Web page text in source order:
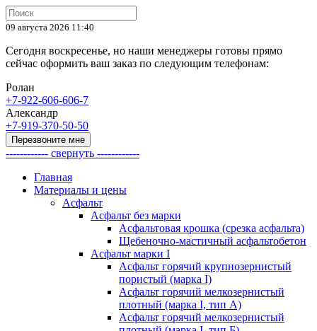
09 августа 2026 11:40
Сегодня воскресенье, но наши менеджеры готовы прямо
сейчас оформить ваш заказ по следующим телефонам:
Ролан
+7-922-606-606-7
Александр
+7-919-370-50-50
Перезвоните мне
------------ свернуть ------------
Главная
Материалы и цены
Асфальт
Асфальт без марки
Асфальтовая крошка (срезка асфальта)
Щебеночно-мастичный асфальтобетон
Асфальт марки I
Асфальт горячий крупнозернистый
пористый (марка I)
Асфальт горячий мелкозернистый
плотный (марка I, тип А)
Асфальт горячий мелкозернистый